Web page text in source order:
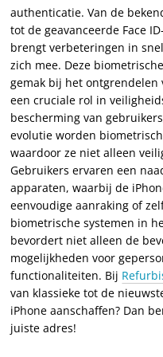
authenticatie. Van de
tot de geavanceerde Face
brengt verbeteringen in
zich mee. Deze
gemak bij het ontgrendelen
een cruciale rol in
bescherming van
evolutie worden
waardoor ze niet alleen
Gebruikers ervaren een
apparaten, waarbij de
eenvoudige aanraking of
biometrische systemen in
bevordert niet alleen de
mogelijkheden voor
functionaliteiten. Bij
van klassieke tot de
iPhone aanschaffen? Dan
juiste adres!